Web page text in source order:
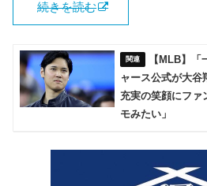
続きを読む
【MLB】
ャース公式が大
充実の笑顔にファ
モみたい」